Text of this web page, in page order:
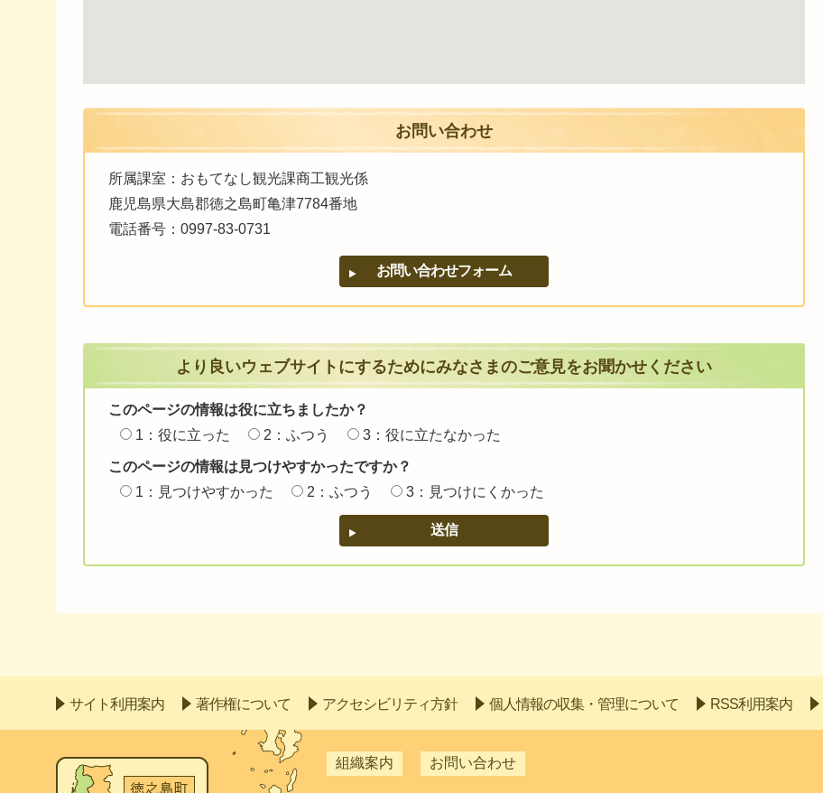
お問い合わせ
所属課室：おもてなし観光課商工観光係
鹿児島県大島郡徳之島町亀津7784番地
電話番号：0997-83-0731
より良いウェブサイトにするためにみなさまのご意見をお聞かせください
このページの情報は役に立ちましたか？
1：役に立った
2：ふつう 3：役に立たなかった
このページの情報は見つけやすかったですか？
1：見つけやすかった
2：ふつう 3：見つけにくかった
サイト利用案内 著作権について アクセシビリティ方針 個人情報の収集・管理について RSS利用案内
組織案内 お問い合わせ